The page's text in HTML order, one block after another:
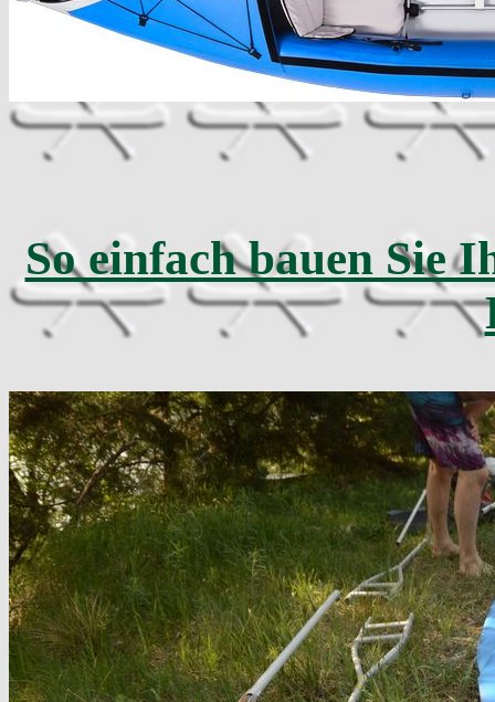
So einfach bauen Sie